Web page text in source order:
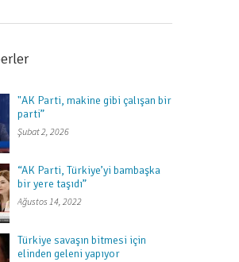
"AK Parti, makine gibi çalışan bir
parti”
Şubat 2, 2026
“AK Parti, Türkiye’yi bambaşka
bir yere taşıdı”
Ağustos 14, 2022
Türkiye savaşın bitmesi için
elinden geleni yapıyor